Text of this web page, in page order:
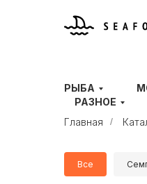
РЫБА
РАЗНОЕ
Главная
/
Все